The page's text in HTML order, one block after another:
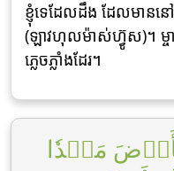
ខ្ញុំទេដែលដឹង ដែលមាន
(ឡាវហុលម៉ាស់ហ្វ៊ូស)។ ម្
ភេ្លចភ្លាំងដែរ។
مَهۡدٗا